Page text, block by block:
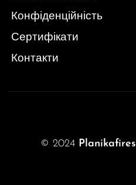
Конфіденційність
Сертифікати
Контакти
© 2024Planikafires